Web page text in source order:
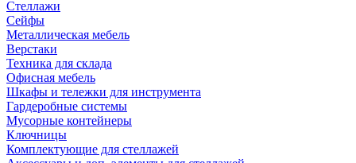
Стеллажи
Сейфы
Металлическая мебель
Верстаки
Техника для склада
Офисная мебель
Шкафы и тележки для инструмента
Гардеробные системы
Мусорные контейнеры
Ключницы
Комплектующие для стеллажей